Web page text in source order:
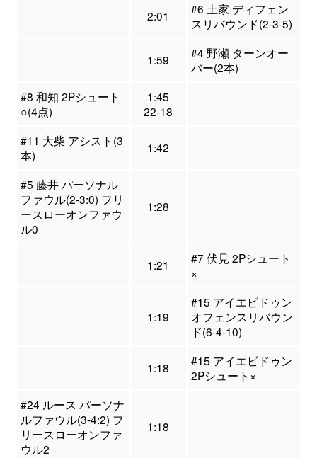
2:01
#6 土家 ディフェン
スリバウンド(2-3-5)
1:59
#4 野瀬 ターンオー
バー(2本)
#8 和知 2Pシュート
○(4点)
1:45
22-18
#11 大柴 アシスト(3
本)
1:42
#5 藤井 パーソナル
ファウル(2-3:0) フリ
ースローオンファウ
ル0
1:28
1:21
#7 伏見 2Pシュート
×
1:19
#15 アイエビドゥン
オフェンスリバウン
ド(6-4-10)
1:18
#15 アイエビドゥン
2Pシュート×
#24 ルース パーソナ
ルファウル(3-4:2) フ
リースローオンファ
ウル2
1:18